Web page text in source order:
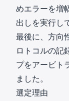
めエラーを増
出しを実行し
最後に、方向
ロトコルの記
プをアービト
ました。
選定理由